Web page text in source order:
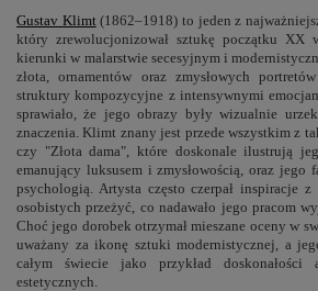
Gustav Klimt (1862–1918) to jeden z
który zrewolucjonizował sztukę początku XX
kierunki w malarstwie secesyjnym i
złota, ornamentów oraz zmysłowych
struktury kompozycyjne z intensywnymi
sprawiało, że jego obrazy były wizualnie
znaczenia. Klimt znany jest przede wszystkim z
czy "Złota dama", które doskonale ilustrują
emanujący luksusem i zmysłowością, oraz jego
psychologią. Artysta często czerpał inspiracje
osobistych przeżyć, co nadawało jego pracom
Choć jego dorobek otrzymał mieszane oceny w
uważany za ikonę sztuki modernistycznej, a
całym świecie jako przykład
estetycznych.